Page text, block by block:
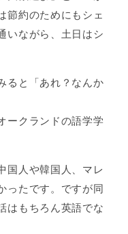
節約のためにもシェ
いながら、土日はシ
ると「あれ？なんか
ークランドの語学学
国人や韓国人、マレ
ったです。ですが同
はもちろん英語でな